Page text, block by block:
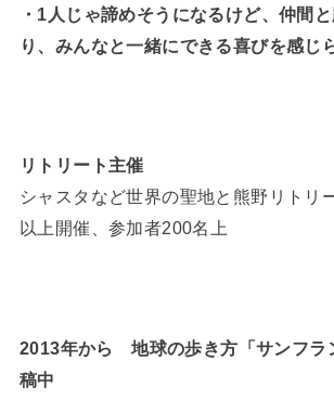
・1人じゃ諦めそうになるけど、仲間
り、みんなと一緒にできる喜びを感じ
リトリート主催
シャスタなど世界の聖地と熊野リトリ
以上開催、参加者200名上
2013年から 地球の歩き方「サンフラ
稿中